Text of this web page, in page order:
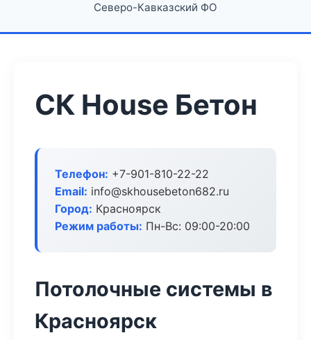
Северо-Кавказский ФО
СК House Бетон
Телефон: +7-901-810-22-22
Email: info@skhousebeton682.ru
Город: Красноярск
Режим работы: Пн-Вс: 09:00-20:00
Потолочные системы в
Красноярск